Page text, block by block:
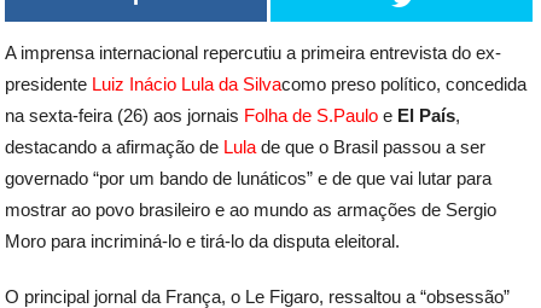
A imprensa internacional repercutiu a primeira entrevista do ex-
presidente Luiz Inácio Lula da Silvacomo preso político, concedida
na sexta-feira (26) aos jornais Folha de S.Paulo e El País,
destacando a afirmação de Lula de que o Brasil passou a ser
governado “por um bando de lunáticos” e de que vai lutar para
mostrar ao povo brasileiro e ao mundo as armações de Sergio
Moro para incriminá-lo e tirá-lo da disputa eleitoral.
O principal jornal da França, o Le Figaro, ressaltou a “obsessão”